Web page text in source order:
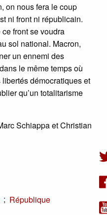
on nous fera le coup
ni front ni républicain.
front se voudra
sol national. Macron,
un ennemi des
le même temps où
démocratiques et
qu’un totalitarisme
Schiappa et Christian
; République